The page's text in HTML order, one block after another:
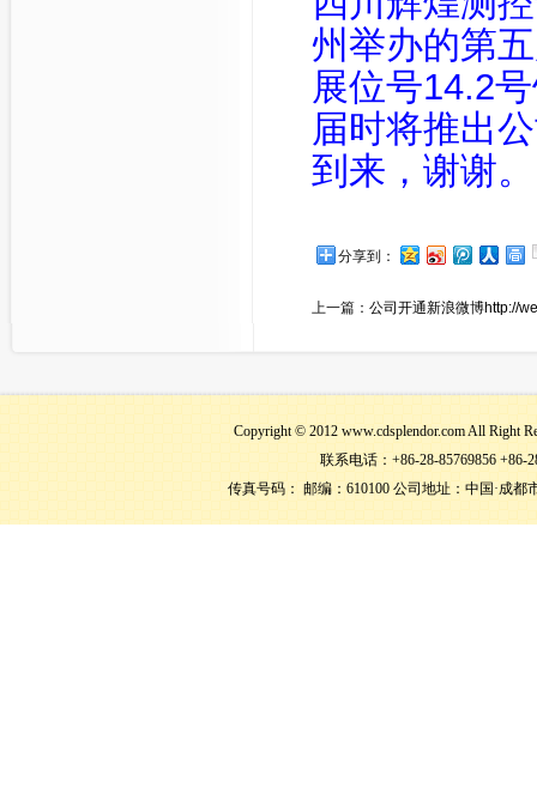
州举办的第
展位号14.2
届时将推出
到来，谢谢。
分享到：
上一篇： 公司开通新浪微博http://
Copyright © 2012 www.cdsplendor.com All
联系电话：+86-28-85769856 +86-
传真号码： 邮编：610100 公司地址：中国·成